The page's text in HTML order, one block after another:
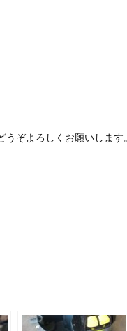
ぞよろしくお願いします。